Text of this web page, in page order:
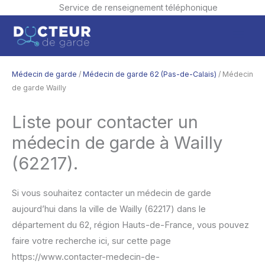
Service de renseignement téléphonique
contenu
Médecin de garde / Médecin de garde 62 (Pas-de-Calais) / Médecin
de garde Wailly
Liste pour contacter un
médecin de garde à Wailly
(62217).
Si vous souhaitez contacter un médecin de garde
aujourd’hui dans la ville de Wailly (62217) dans le
département du 62, région Hauts-de-France, vous pouvez
faire votre recherche ici, sur cette page
https://www.contacter-medecin-de-